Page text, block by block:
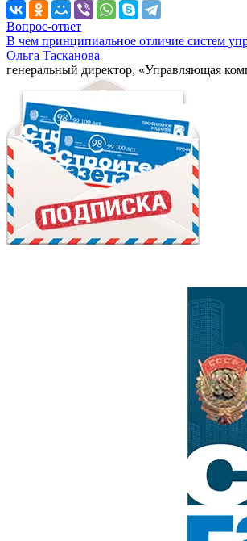
Вопрос-ответ
В чем принципиальное отличие систем
Ольга Тасканова
генеральный директор, «Управляющая